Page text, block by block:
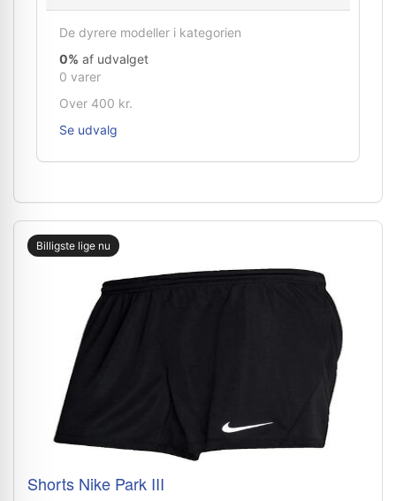
De dyrere modeller i kategorien
0% af udvalget
0 varer
Over 400 kr.
Se udvalg
Billigste lige nu
Shorts Nike Park III